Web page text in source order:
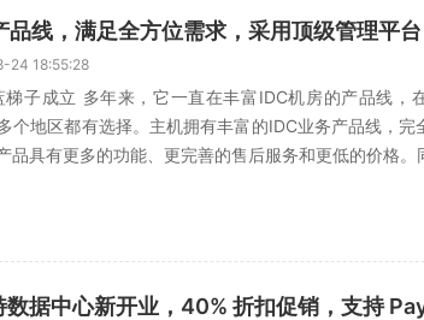
24 18:55:28
子成立 多年来，它一直在丰富IDC机房的产品线，
个地区都有选择。主机拥有丰富的IDC业务产品线，完
品具有更多的功能、更完善的售后服务和更低的价格。
据中心新开业，40% 折扣促销，支持